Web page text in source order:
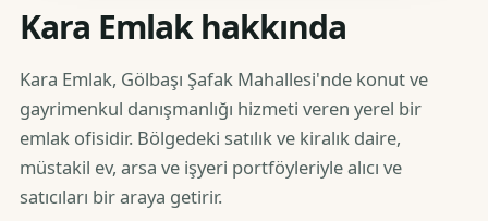
Kara Emlak hakkında
Kara Emlak, Gölbaşı Şafak Mahallesi'nde konut ve
gayrimenkul danışmanlığı hizmeti veren yerel bir
emlak ofisidir. Bölgedeki satılık ve kiralık daire,
müstakil ev, arsa ve işyeri portföyleriyle alıcı ve
satıcıları bir araya getirir.